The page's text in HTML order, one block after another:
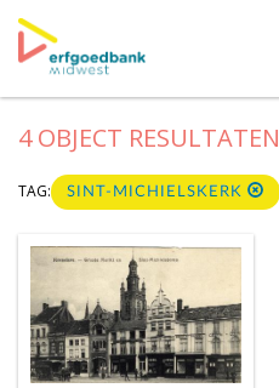
4 OBJECT RESULTATEN
TAG: SINT-MICHIELSKERK